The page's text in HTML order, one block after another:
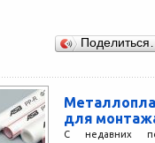
для
С недавних